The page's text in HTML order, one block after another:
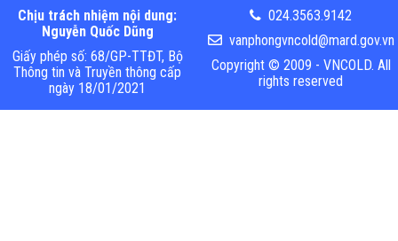
Chịu trách nhiệm nội dung:
Nguyễn Quốc Dũng
Giấy phép số: 68/GP-TTĐT, Bộ
Thông tin và Truyền thông cấp
ngày 18/01/2021
024.3563.9142
vanphongvncold@mard.gov.vn
Copyright © 2009 - VNCOLD. All
rights reserved